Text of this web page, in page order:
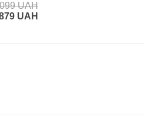
UAH
UAH